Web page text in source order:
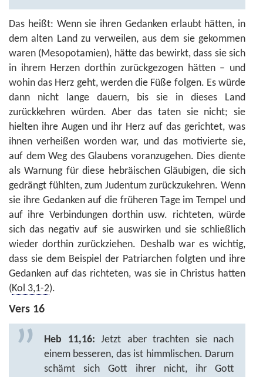
Das heißt: Wenn sie ihren Gedanken erlaubt hätten, in
dem alten Land zu verweilen, aus dem sie gekommen
waren (Mesopotamien), hätte das bewirkt, dass sie sich
in ihrem Herzen dorthin zurückgezogen hätten – und
wohin das Herz geht, werden die Füße folgen. Es würde
dann nicht lange dauern, bis sie in dieses Land
zurückkehren würden. Aber das taten sie nicht; sie
hielten ihre Augen und ihr Herz auf das gerichtet, was
ihnen verheißen worden war, und das motivierte sie,
auf dem Weg des Glaubens voranzugehen. Dies diente
als Warnung für diese hebräischen Gläubigen, die sich
gedrängt fühlten, zum Judentum zurückzukehren. Wenn
sie ihre Gedanken auf die früheren Tage im Tempel und
auf ihre Verbindungen dorthin usw. richteten, würde
sich das negativ auf sie auswirken und sie schließlich
wieder dorthin zurückziehen. Deshalb war es wichtig,
dass sie dem Beispiel der Patriarchen folgten und ihre
Gedanken auf das richteten, was sie in Christus hatten
(Kol 3,1-2).
Vers 16
Heb 11,16: Jetzt aber trachten sie nach
einem besseren, das ist himmlischen. Darum
schämt sich Gott ihrer nicht, ihr Gott